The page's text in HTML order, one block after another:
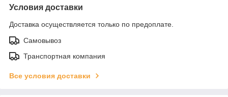
Условия доставки
Доставка осуществляется только по предоплате.
Самовывоз
Транспортная компания
Все условия доставки